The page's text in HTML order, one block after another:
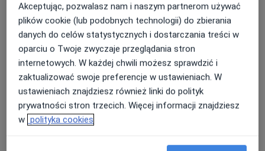
więcejO mnie
Zakres porad
Poradnictwo psychologiczne
Psychologia młodzieży
Psychologia dorosłych
Główne obszary pomocy
Psychologiczna opieka okołoporodowa
Akceptując, pozwalasz nam i naszym partnerom używać
plików cookie (lub podobnych technologii) do zbierania
danych do celów statystycznych i dostarczania treści w
oparciu o Twoje zwyczaje przeglądania stron
internetowych. W każdej chwili możesz sprawdzić i
zaktualizować swoje preferencje w ustawieniach. W
ustawieniach znajdziesz również linki do polityk
prywatności stron trzecich. Więcej informacji znajdziesz
w polityka cookies